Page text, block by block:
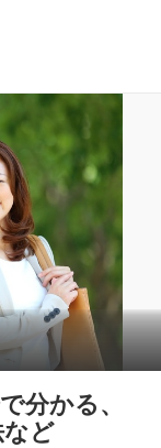
分かる、
ど